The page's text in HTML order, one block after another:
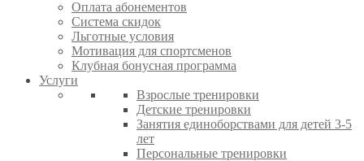
Оплата абонементов
Система скидок
Льготные условия
Мотивация для спортсменов
Клубная бонусная программа
Услуги
Взрослые тренировки
Детские тренировки
Занятия единоборствами для детей 3-5
лет
Персональные тренировки